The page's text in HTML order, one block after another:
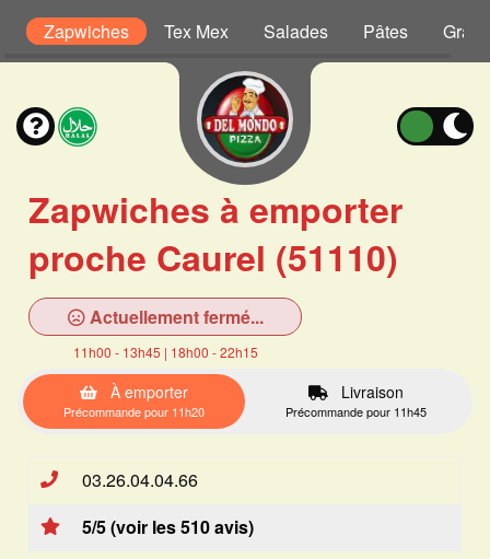
Zapwiches Tex Mex Salades Pâtes
Zapwiches à emporter
proche Caurel (51110)
Actuellement fermé...
11h00 - 13h45 | 18h00 - 22h15
À emporter
Précommande pour 11h20
Livraison
Précommande pour 11h45
03.26.04.04.66
5/5 (voir les 510 avis)